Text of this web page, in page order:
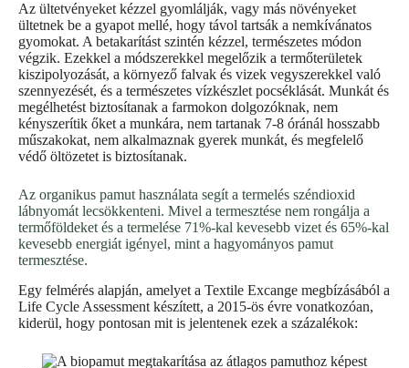
Az ültetvényeket kézzel gyomlálják, vagy más növényeket
ültetnek be a gyapot mellé, hogy távol tartsák a nemkívánatos
gyomokat. A betakarítást szintén kézzel, természetes módon
végzik. Ezekkel a módszerekkel megelőzik a termőterületek
kiszipolyozását, a környező falvak és vizek vegyszerekkel való
szennyezését, és a természetes vízkészlet pocséklását. Munkát és
megélhetést biztosítanak a farmokon dolgozóknak, nem
kényszerítik őket a munkára, nem tartanak 7-8 óránál hosszabb
műszakokat, nem alkalmaznak gyerek munkát, és megfelelő
védő öltözetet is biztosítanak.
Az organikus pamut használata segít a termelés széndioxid
lábnyomát lecsökkenteni. Mivel a termesztése nem rongálja a
termőföldeket és a termelése 71%-kal kevesebb vizet és 65%-kal
kevesebb energiát igényel, mint a hagyományos pamut
termesztése.
Egy felmérés alapján, amelyet a Textile Excange megbízásából a
Life Cycle Assessment készített, a 2015-ös évre vonatkozóan,
kiderül, hogy pontosan mit is jelentenek ezek a százalékok: